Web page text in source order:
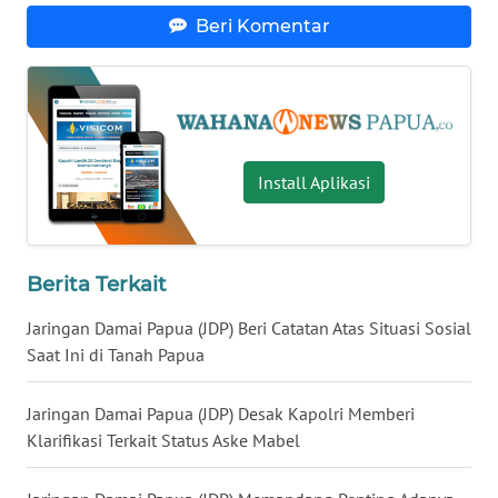
Beri Komentar
Install Aplikasi
Berita Terkait
Jaringan Damai Papua (JDP) Beri Catatan Atas Situasi Sosial
Saat Ini di Tanah Papua
Jaringan Damai Papua (JDP) Desak Kapolri Memberi
Klarifikasi Terkait Status Aske Mabel
WN
WN
JATENG
WN
NUSANTARA
JOGJA
WN
JATIM
WN
BALI